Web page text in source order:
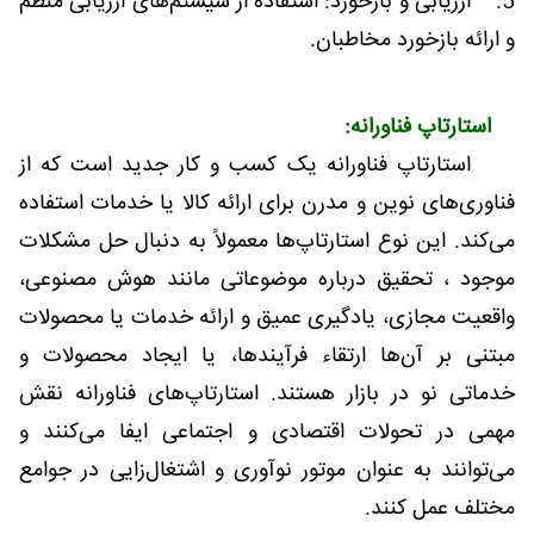
و ارائه بازخورد مخاطبان.
استارتاپ فناورانه:
استارتاپ فناورانه یک کسب و کار جدید است که از
فناوری‌های نوین و مدرن برای ارائه کالا یا خدمات استفاده
می‌کند. این نوع استارتاپ‌ها معمولاً به دنبال حل مشکلات
موجود ، تحقیق درباره موضوعاتی مانند هوش مصنوعی،
واقعیت مجازی، یادگیری عمیق و ارائه خدمات یا محصولات
مبتنی بر آن‌ها ارتقاء فرآیندها، یا ایجاد محصولات و
خدماتی نو در بازار هستند. استارتاپ‌های فناورانه نقش
مهمی در تحولات اقتصادی و اجتماعی ایفا می‌کنند و
می‌توانند به عنوان موتور نوآوری و اشتغال‌زایی در جوامع
مختلف عمل کنند.